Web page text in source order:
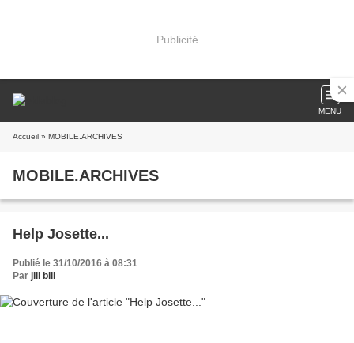
Publicité
MENU
Accueil » MOBILE.ARCHIVES
MOBILE.ARCHIVES
Help Josette...
Publié le 31/10/2016 à 08:31
Par jill bill